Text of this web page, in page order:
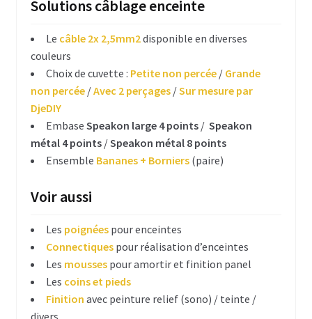
Peinture enceinte
Rig et platines diverses
Levage
Câble acier
Goupilles
Dolly ou plateau roulant
Enceintes en KIT
Idées & tutos
Solutions câblage enceinte
Le câble 2x 2,5mm2disponible en diverses
couleurs
Choix de cuvette : Petite non percée/ Grande
non percée/Avec 2 perçages/Sur mesure par
DjeDIY
Embase Speakon large 4 points/ Speakon
métal 4 points/Speakon métal 8 points
Ensemble Bananes + Borniers (paire)
Voir aussi
Les poignéespour enceintes
Connectiques pour réalisation d’enceintes
Les mousses pour amortir et finition panel
Les coins et pieds
Finition avec peinture relief (sono) / teinte /